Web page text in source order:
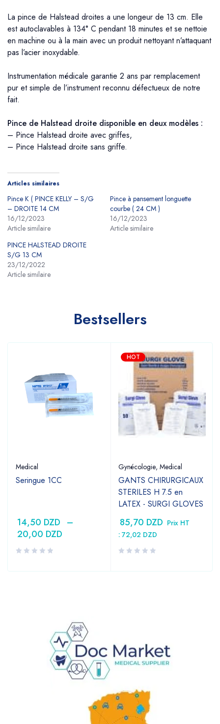
La pince de Halstead droites a une longeur de 13 cm. Elle
est autoclavables à 134° C pendant 18 minutes et se nettoie
en machine ou à la main avec un produit nettoyant n’attaquant
pas l’acier inoxydable.
Instrumentation médicale garantie 2 ans par remplacement
pur et simple de l’instrument reconnu défectueux de notre
fait.
Pince de Halstead droite disponible en deux modèles :
– Pince Halstead droite avec griffes,
– Pince Halstead droite sans griffe.
Articles similaires
Pince K ( PINCE KELLY – S/G
– DROITE 14 CM
16/12/2023
Article similaire
Pince à pansement longuette
courbe ( 24 CM )
16/12/2023
Article similaire
PINCE HALSTEAD DROITE
S/G 13 CM
23/12/2022
Article similaire
Bestsellers
Medical
Seringue 1CC
14,50 DZD –
20,00 DZD
HOT
Gynécologie, Medical
GANTS CHIRURGICAUX
STERILES H 7.5 en
LATEX - SURGI GLOVES
85,70 DZD Prix HT
: 72,02 DZD